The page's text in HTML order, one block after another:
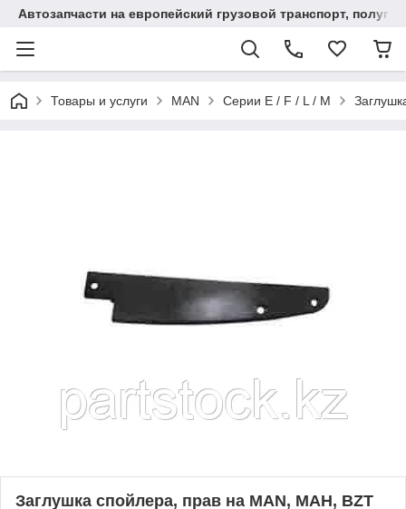
Автозапчасти на европейский грузовой транспорт,
Товары и услуги MAN Серии E / F / L / M
Заглушка спойлера, прав на MAN, МАН, BZT